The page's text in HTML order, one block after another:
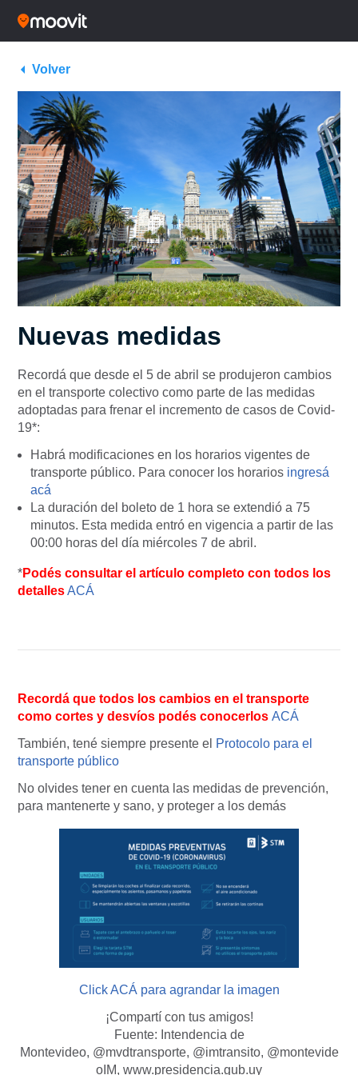
Volver
Nuevas medidas
Recordá que desde el 5 de abril se produjeron cambios
en el transporte colectivo como parte de las medidas
adoptadas para frenar el incremento de casos de Covid-
19*:
Habrá modificaciones en los horarios vigentes de
transporte público. Para conocer los horarios ingresá
acá
La duración del boleto de 1 hora se extendió a 75
minutos. Esta medida entró en vigencia a partir de las
00:00 horas del día miércoles 7 de abril.
*Podés consultar el artículo completo con todos los
detallesACÁ
Recordá que todos los cambios en el transporte
como cortes y desvíos podés conocerlos ACÁ
También, tené siempre presente el Protocolo para el
transporte público
No olvides tener en cuenta las medidas de prevención,
para mantenerte y sano, y proteger a los demás
Click ACÁ para agrandar la imagen
¡Compartí con tus amigos!
Fuente: Intendencia de
Montevideo, @mvdtransporte, @imtransito, @montevide
oIM, www.presidencia.gub.uy